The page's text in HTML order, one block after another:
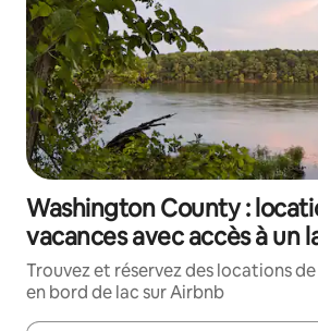
Washington County :
vacances avec accès à un
Trouvez et réservez des locations
en bord de lac sur Airbnb